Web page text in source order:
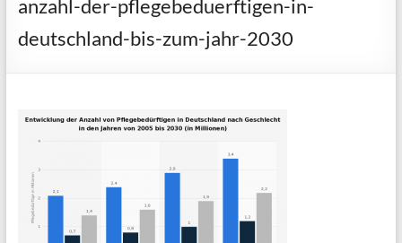
anzahl-der-pflegebeduerftigen-in-
deutschland-bis-zum-jahr-2030